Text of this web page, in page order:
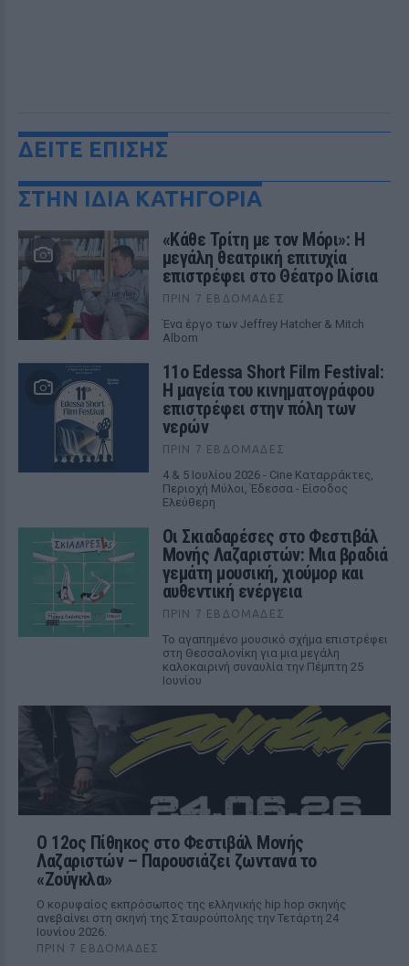
ΔΕΙΤΕ ΕΠΙΣΗΣ
ΣΤΗΝ ΙΔΙΑ ΚΑΤΗΓΟΡΙΑ
«Κάθε Τρίτη με τον Μόρι»: Η
μεγάλη θεατρική επιτυχία
επιστρέφει στο Θέατρο Ιλίσια
ΠΡΙΝ 7 ΕΒΔΟΜΆΔΕΣ
Ένα έργο των Jeffrey Hatcher & Mitch
Albom
11ο Edessa Short Film Festival:
Η μαγεία του κινηματογράφου
επιστρέφει στην πόλη των
νερών
ΠΡΙΝ 7 ΕΒΔΟΜΆΔΕΣ
4 & 5 Ιουλίου 2026 - Cine Καταρράκτες,
Περιοχή Μύλοι, Έδεσσα - Είσοδος
Ελεύθερη
Οι Σκιαδαρέσες στο Φεστιβάλ
Μονής Λαζαριστών: Μια βραδιά
γεμάτη μουσική, χιούμορ και
αυθεντική ενέργεια
ΠΡΙΝ 7 ΕΒΔΟΜΆΔΕΣ
Το αγαπημένο μουσικό σχήμα επιστρέφει
στη Θεσσαλονίκη για μια μεγάλη
καλοκαιρινή συναυλία την Πέμπτη 25
Ιουνίου
Ο 12ος Πίθηκος στο Φεστιβάλ Μονής
Λαζαριστών – Παρουσιάζει ζωντανά το
«Ζούγκλα»
Ο κορυφαίος εκπρόσωπος της ελληνικής hip hop σκηνής
ανεβαίνει στη σκηνή της Σταυρούπολης την Τετάρτη 24
Ιουνίου 2026.
ΠΡΙΝ 7 ΕΒΔΟΜΆΔΕΣ